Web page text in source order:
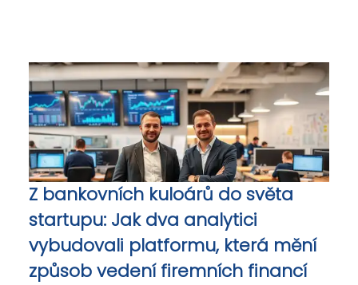
Z bankovních kuloárů do světa
startupu: Jak dva analytici
vybudovali platformu, která mění
způsob vedení firemních financí